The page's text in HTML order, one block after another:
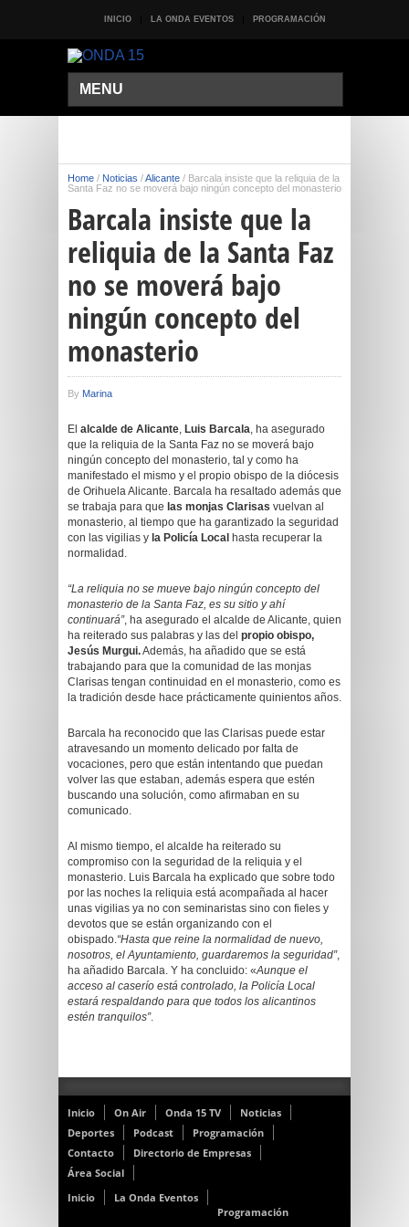
INICIO LA ONDA EVENTOS PROGRAMACIÓN
MENU
Home / Noticias /Alicante / Barcala insiste que la reliquia de la
Santa Faz no se moverá bajo ningún concepto del monasterio
Barcala insiste que la
reliquia de la Santa Faz
no se moverá bajo
ningún concepto del
monasterio
By Marina
El alcalde de Alicante, Luis Barcala, ha asegurado
que la reliquia de la Santa Faz no se moverá bajo
ningún concepto del monasterio, tal y como ha
manifestado el mismo y el propio obispo de la diócesis
de Orihuela Alicante. Barcala ha resaltado además que
se trabaja para que las monjas Clarisas vuelvan al
monasterio, al tiempo que ha garantizado la seguridad
con las vigilias y la Policía Local hasta recuperar la
normalidad.
“La reliquia no se mueve bajo ningún concepto del
monasterio de la Santa Faz, es su sitio y ahí
continuará”, ha asegurado el alcalde de Alicante, quien
ha reiterado sus palabras y las del propio obispo,
Jesús Murgui.Además, ha añadido que se está
trabajando para que la comunidad de las monjas
Clarisas tengan continuidad en el monasterio, como es
la tradición desde hace prácticamente quinientos años.
Barcala ha reconocido que las Clarisas puede estar
atravesando un momento delicado por falta de
vocaciones, pero que están intentando que puedan
volver las que estaban, además espera que estén
buscando una solución, como afirmaban en su
comunicado.
Al mismo tiempo, el alcalde ha reiterado su
compromiso con la seguridad de la reliquia y el
monasterio. Luis Barcala ha explicado que sobre todo
por las noches la reliquia está acompañada al hacer
unas vigilias ya no con seminaristas sino con fieles y
devotos que se están organizando con el
obispado.“Hasta que reine la normalidad de nuevo,
nosotros, el Ayuntamiento, guardaremos la seguridad”,
ha añadido Barcala. Y ha concluido: «Aunque el
acceso al caserío está controlado, la Policía Local
estará respaldando para que todos los alicantinos
estén tranquilos”.
Inicio On Air Onda 15 TV
Noticias
Deportes
Podcast
Programación
Contacto
Directorio de Empresas
Área Social
Inicio
La Onda Eventos
Programación